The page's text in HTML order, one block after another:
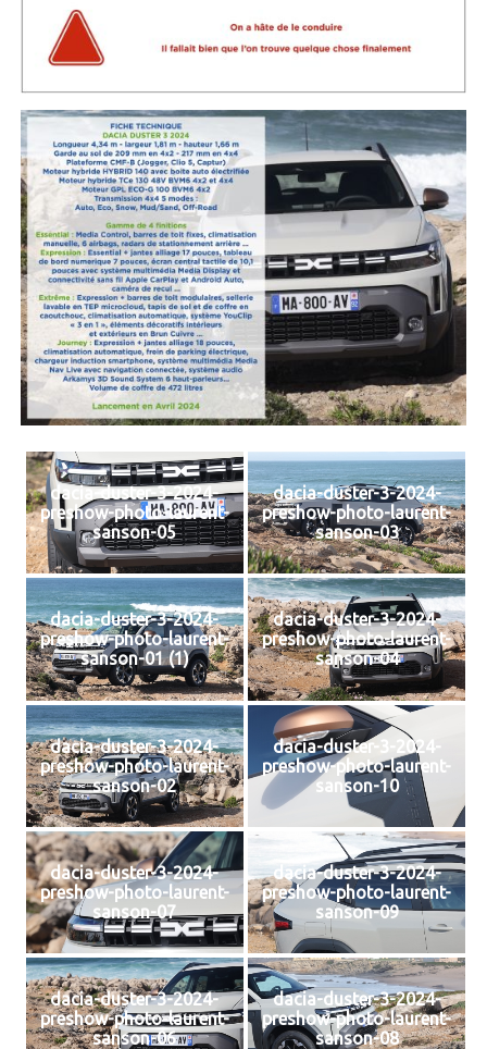
dacia-duster-3-2024-
preshow-photo-laurent-
sanson-05
dacia-duster-3-2024-
preshow-photo-laurent-
sanson-03
dacia-duster-3-2024-
preshow-photo-laurent-
sanson-01 (1)
dacia-duster-3-2024-
preshow-photo-laurent-
sanson-04
dacia-duster-3-2024-
preshow-photo-laurent-
sanson-02
dacia-duster-3-2024-
preshow-photo-laurent-
sanson-10
dacia-duster-3-2024-
preshow-photo-laurent-
sanson-07
dacia-duster-3-2024-
preshow-photo-laurent-
sanson-09
dacia-duster-3-2024-
preshow-photo-laurent-
sanson-06
dacia-duster-3-2024-
preshow-photo-laurent-
sanson-08